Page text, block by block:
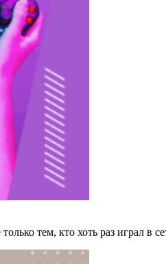
тем, кто хоть раз играл в